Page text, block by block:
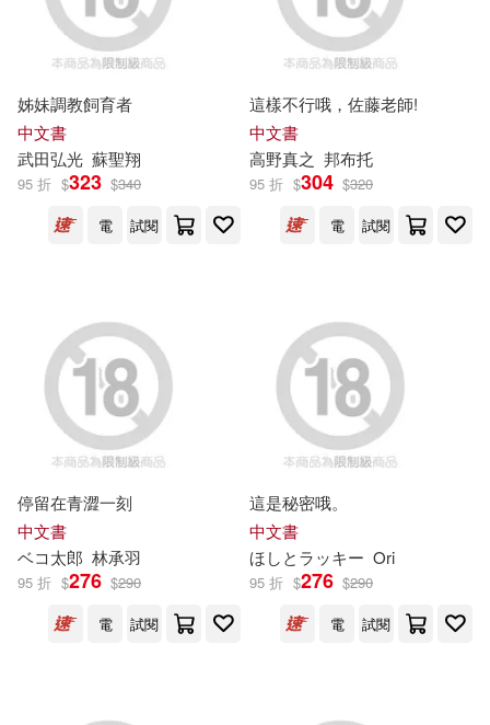
海豚傳媒股份有限公司(9)
管成學(9)
臺北大眾捷運股份有限公司(9)
中國北車股份有限公司編寫(8)
丹尼爾‧狄福(8)
京尼教育科技股份有限公司(8)
台電月刊(8)
塞爾瑪‧拉格洛夫(8)
學易門文化事業股份有限公司(6)
少年兒童出版社(6)
新技教育股份有限公司(6)
江蘇美術出版社(6)
知識出版社(6) 科技圖書(6)
貴州科技出版社(6)
迷音樂國際股份有限公司(6)
光輝影視娛樂股份有限公司(5)
師德文教(5)
姊妹調教飼育者
中文書
武田弘光 蘇聖翔
95 折 $323 $340
電
試閱
這樣不行哦，佐藤老師!
中文書
高野真之 邦布托
95 折 $304 $320
電
試閱
停留在青澀一刻
中文書
ベコ太郎 林承羽
95 折 $276 $290
電
試閱
這是秘密哦。
中文書
ほしとラッキー Ori
95 折 $276 $290
電
試閱